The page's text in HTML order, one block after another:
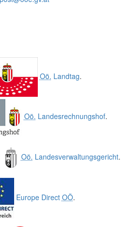
Oö. Landtag.
Oö. Landesrechnungshof.
Oö. Landesverwaltungsgericht.
Europe Direct OÖ.